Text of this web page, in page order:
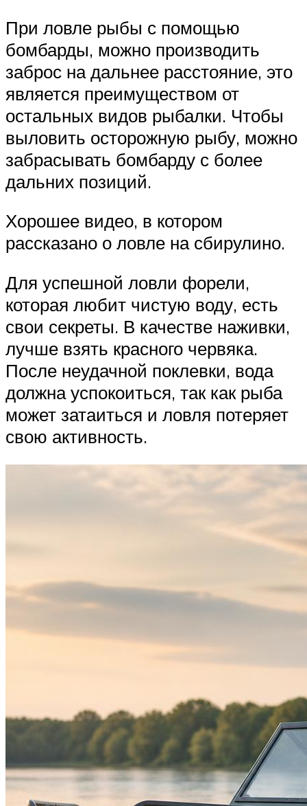
При ловле рыбы с помощью
бомбарды, можно производить
заброс на дальнее расстояние, это
является преимуществом от
остальных видов рыбалки. Чтобы
выловить осторожную рыбу, можно
забрасывать бомбарду с более
дальних позиций.
Хорошее видео, в котором
рассказано о ловле на сбирулино.
Для успешной ловли форели,
которая любит чистую воду, есть
свои секреты. В качестве наживки,
лучше взять красного червяка.
После неудачной поклевки, вода
должна успокоиться, так как рыба
может затаиться и ловля потеряет
свою активность.